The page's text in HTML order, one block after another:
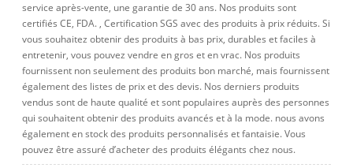
service après-vente, une garantie de 30 ans. Nos produits sont
certifiés CE, FDA. , Certification SGS avec des produits à prix réduits. Si
vous souhaitez obtenir des produits à bas prix, durables et faciles à
entretenir, vous pouvez vendre en gros et en vrac. Nos produits
fournissent non seulement des produits bon marché, mais fournissent
également des listes de prix et des devis. Nos derniers produits
vendus sont de haute qualité et sont populaires auprès des personnes
qui souhaitent obtenir des produits avancés et à la mode. nous avons
également en stock des produits personnalisés et fantaisie. Vous
pouvez être assuré d’acheter des produits élégants chez nous.